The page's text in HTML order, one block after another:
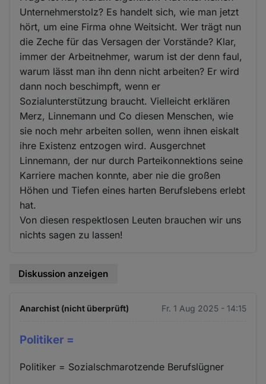
Unternehmerstolz? Es handelt sich, wie man jetzt
hört, um eine Firma ohne Weitsicht. Wer trägt nun
die Zeche für das Versagen der Vorstände? Klar,
immer der Arbeitnehmer, warum ist der denn faul,
warum lässt man ihn denn nicht arbeiten? Er wird
dann noch beschimpft, wenn er
Sozialunterstützung braucht. Vielleicht erklären
Merz, Linnemann und Co diesen Menschen, wie
sie noch mehr arbeiten sollen, wenn ihnen eiskalt
ihre Existenz entzogen wird. Ausgerchnet
Linnemann, der nur durch Parteikonnektions seine
Karriere machen konnte, aber nie die großen
Höhen und Tiefen eines harten Berufslebens erlebt
hat.
Von diesen respektlosen Leuten brauchen wir uns
nichts sagen zu lassen!
Diskussion anzeigen
Anarchist (nicht überprüft) Fr. 1 Aug 2025 - 14:15
Politiker =
Politiker = Sozialschmarotzende Berufslügner